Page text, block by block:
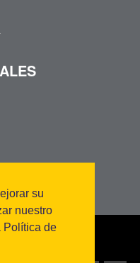
su
nuestro
Política de
Ene. 1982